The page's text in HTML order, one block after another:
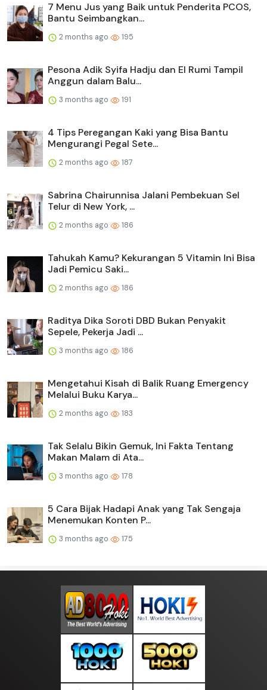
7 Menu Jus yang Baik untuk Penderita PCOS,
Bantu Seimbangkan...
2 months ago 195
Pesona Adik Syifa Hadju dan El Rumi Tampil
Anggun dalam Balu...
3 months ago 191
4 Tips Peregangan Kaki yang Bisa Bantu
Mengurangi Pegal Sete...
2 months ago 187
Sabrina Chairunnisa Jalani Pembekuan Sel
Telur di New York, ...
2 months ago 186
Tahukah Kamu? Kekurangan 5 Vitamin Ini Bisa
Jadi Pemicu Saki...
2 months ago 186
Raditya Dika Soroti DBD Bukan Penyakit
Sepele, Pekerja Jadi ...
3 months ago 186
Mengetahui Kisah di Balik Ruang Emergency
Melalui Buku Karya...
2 months ago 183
Tak Selalu Bikin Gemuk, Ini Fakta Tentang
Makan Malam di Ata...
3 months ago 178
5 Cara Bijak Hadapi Anak yang Tak Sengaja
Menemukan Konten P...
3 months ago 175